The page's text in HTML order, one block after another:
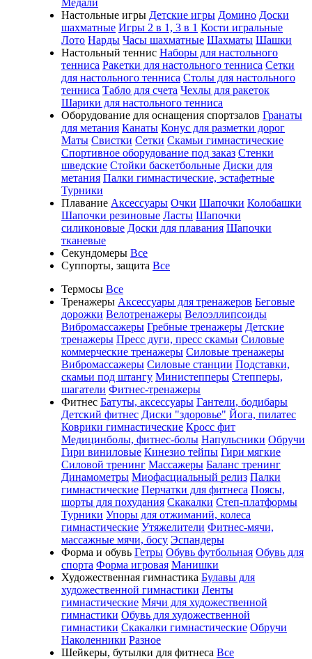
Медали
Настольные игры Детские игры Домино Доски
шахматные Игры 2 в 1, 3 в 1 Кости игральные
Лото Нарды Часы шахматные Шахматы Шашки
Настольный теннис Наборы для настольного
тенниса Ракетки для настольного тенниса Сетки
для настольного тенниса Столы для настольного
тенниса Табло для счета Чехлы для ракеток
Шарики для настольного тенниса
Оборудование для оснащения спортзалов Гранаты
для метания Канаты Конус для разметки дорог
Маты Свистки Сетки Скамьи гимнастические
Спортивное оборудование под заказ Стенки
шведские Стойки баскетбольные Диски для
метания Палки гимнастические, эстафетные
Турники
Плавание Аксессуары Очки Шапочки Колобашки
Шапочки резиновые Ласты Шапочки
силиконовые Доски для плавания Шапочки
тканевые
Секундомеры Все
Суппорты, защита Все
Термосы Все
Тренажеры Аксессуары для тренажеров Беговые
дорожки Велотренажеры Велоэллипсоиды
Вибромассажеры Гребные тренажеры Детские
тренажеры Пресс дуги, пресс скамьи Силовые
коммерческие тренажеры Силовые тренажеры
Вибромассажеры Силовые станции Подставки,
скамьи под штангу Министепперы Степперы,
шагатели Фитнес-тренажеры
Фитнес Батуты, аксессуары Гантели, бодибары
Детский фитнес Диски "здоровье" Йога, пилатес
Коврики гимнастические Кросс фит
Медицинболы, фитнес-болы Напульсники Обручи
Гири виниловые Кинезио тейпы Гири мягкие
Силовой тренинг Массажеры Баланс тренинг
Динамометры Миофасциальный релиз Палки
гимнастические Перчатки для фитнеса Поясы,
шорты для похудания Скакалки Степ-платформы
Турники Упоры для отжиманий, колеса
гимнастические Утяжелители Фитнес-мячи,
массажные мячи, босу Эспандеры
Форма и обувь Гетры Обувь футбольная Обувь для
спорта Форма игровая Манишки
Художественная гимнастика Булавы для
художественной гимнастики Ленты
гимнастические Мячи для художественной
гимнастики Обувь для художественной
гимнастики Скакалки гимнастические Обручи
Наколенники Разное
Шейкеры, бутылки для фитнеса Все